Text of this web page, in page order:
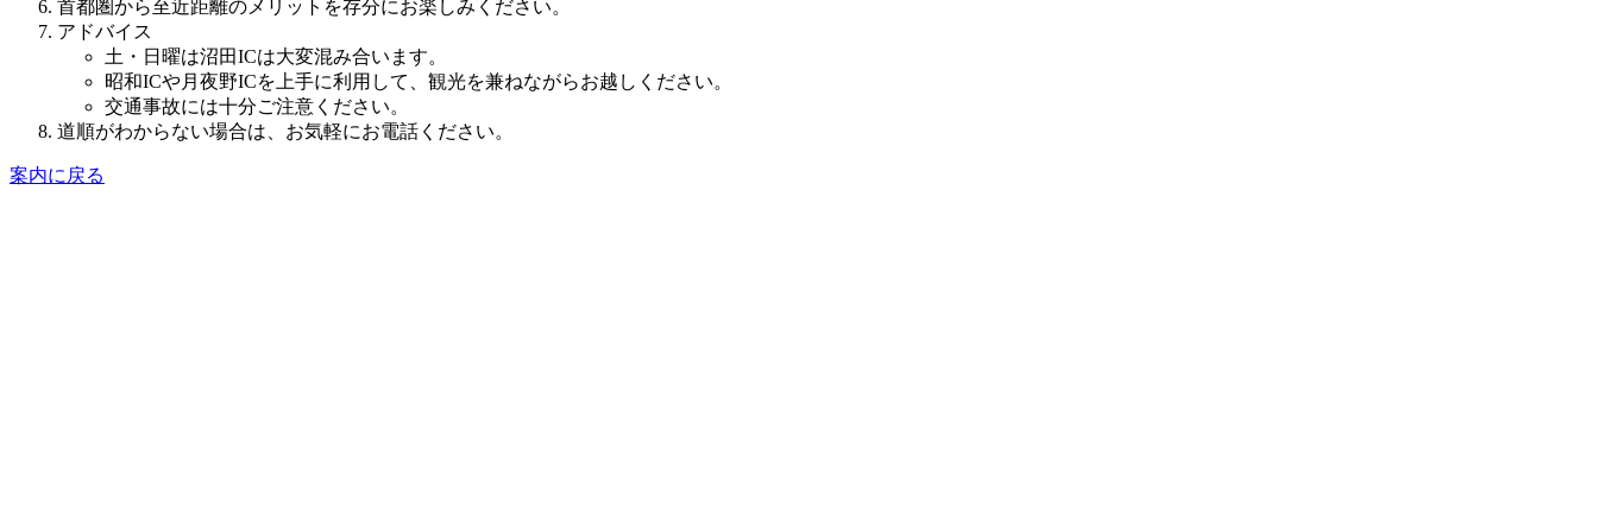
首都圏から至近距離のメリットを存分にお楽しみください。
アドバイス
土・日曜は沼田ICは大変混み合います。
昭和ICや月夜野ICを上手に利用して、観光を兼ねながらお越しください。
交通事故には十分ご注意ください。
道順がわからない場合は、お気軽にお電話ください。
案内に戻る